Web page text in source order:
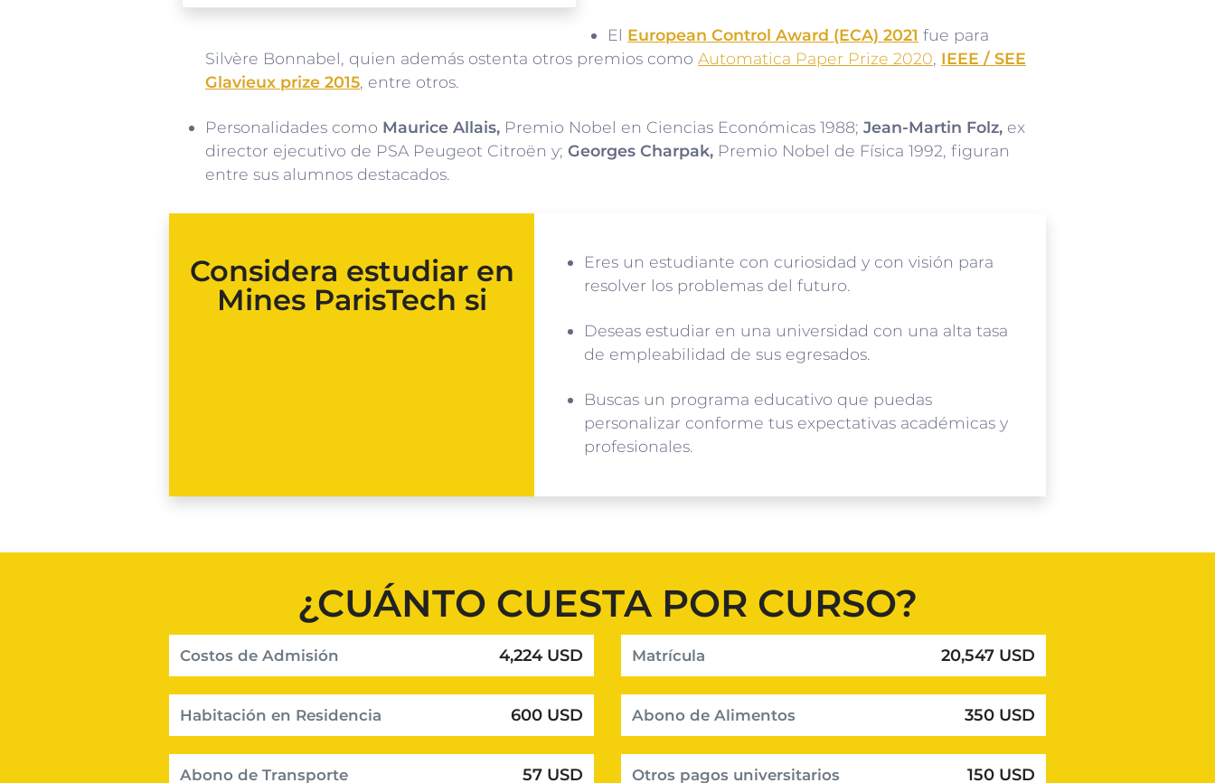
El European Control Award (ECA) 2021 fue para
Silvère Bonnabel, quien además ostenta otros premios como Automatica Paper Prize 2020, IEEE / SEE
Glavieux prize 2015, entre otros.
Personalidades como Maurice Allais, Premio Nobel en Ciencias Económicas 1988; Jean-Martin Folz, ex
director ejecutivo de PSA Peugeot Citroën y; Georges Charpak, Premio Nobel de Física 1992, figuran
entre sus alumnos destacados.
Considera estudiar en
Mines ParisTech si
Eres un estudiante con curiosidad y con visión para
resolver los problemas del futuro.
Deseas estudiar en una universidad con una alta tasa
de empleabilidad de sus egresados.
Buscas un programa educativo que puedas
personalizar conforme tus expectativas académicas y
profesionales.
¿CUÁNTO CUESTA POR CURSO?
Costos de Admisión 4,224 USD Matrícula 20,547 USD
Habitación en Residencia 600 USD Abono de Alimentos 350 USD
Abono de Transporte 57 USD Otros pagos universitarios 150 USD